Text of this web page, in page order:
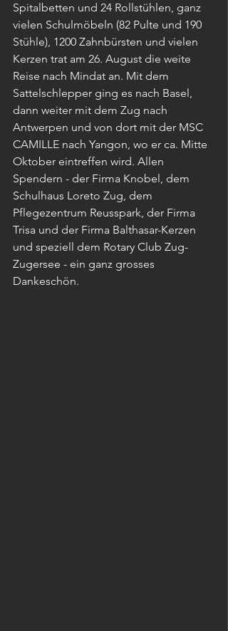
Spitalbetten und 24 Rollstühlen, ganz
vielen Schulmöbeln (82 Pulte und 190
Stühle), 1200 Zahnbürsten und vielen
Kerzen trat am 26. August die weite
Reise nach Mindat an. Mit dem
Sattelschlepper ging es nach Basel,
dann weiter mit dem Zug nach
Antwerpen und von dort mit der MSC
CAMILLE nach Yangon, wo er ca. Mitte
Oktober eintreffen wird. Allen
Spendern - der Firma Knobel, dem
Schulhaus Loreto Zug, dem
Pflegezentrum Reusspark, der Firma
Trisa und der Firma Balthasar-Kerzen
und speziell dem Rotary Club Zug-
Zugersee - ein ganz grosses
Dankeschön.